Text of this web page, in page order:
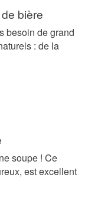
bière
besoin de grand
: de la
soupe ! Ce
est excellent